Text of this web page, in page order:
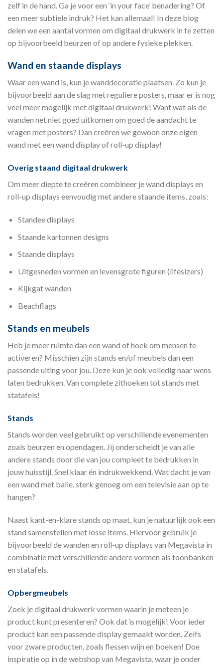
zelf in de hand. Ga je voor een ‘in your face’ benadering? Of
een meer subtiele indruk? Het kan allemaal! In deze blog
delen we een aantal vormen om digitaal drukwerk in te zetten
op bijvoorbeeld beurzen of op andere fysieke plekken.
Wand en staande displays
Waar een wand is, kun je wanddecoratie plaatsen. Zo kun je
bijvoorbeeld aan de slag met reguliere posters, maar er is nog
veel meer mogelijk met digitaal drukwerk! Want wat als de
wanden net niet goed uitkomen om goed de aandacht te
vragen met posters? Dan creëren we gewoon onze eigen
wand met een wand display of roll-up display!
Overig staand digitaal drukwerk
Om meer diepte te creëren combineer je wand displays en
roll-up displays eenvoudig met andere staande items, zoals:
Standee displays
Staande kartonnen designs
Staande displays
Uitgesneden vormen en levensgrote figuren (lifesizers)
Kijkgat wanden
Beachflags
Stands en meubels
Heb je meer ruimte dan een wand of hoek om mensen te
activeren? Misschien zijn stands en/of meubels dan een
passende uiting voor jou. Deze kun je ook volledig naar wens
laten bedrukken. Van complete zithoeken tot stands met
statafels!
Stands
Stands worden veel gebruikt op verschillende evenementen
zoals beurzen en opendagen. Jij onderscheidt je van alle
andere stands door die van jou compleet te bedrukken in
jouw huisstijl. Snel klaar én indrukwekkend. Wat dacht je van
een wand met balie, sterk genoeg om een televisie aan op te
hangen?
Naast kant-en-klare stands op maat, kun je natuurlijk ook een
stand samenstellen met losse items. Hiervoor gebruik je
bijvoorbeeld de wanden en roll-up displays van Megavista in
combinatie met verschillende andere vormen als toonbanken
en statafels.
Opbergmeubels
Zoek je digitaal drukwerk vormen waarin je meteen je
product kunt presenteren? Ook dat is mogelijk! Voor ieder
product kan een passende display gemaakt worden. Zelfs
voor zware producten, zoals flessen wijn en boeken! Doe
inspiratie op in de webshop van Megavista, waar je onder